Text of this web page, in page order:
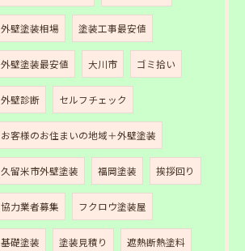
外壁塗装相場 塗装工事最安値
外壁塗装最安値 大川市 ゴミ拾い
外壁診断 セルフチェック
お客様のお住まいの地域＋外壁塗装
久留米市外壁塗装 福岡塗装 挨拶回り
協力業者募集 フクロウ塗装屋
基礎塗装 塗装見積り 遮熱断熱塗料